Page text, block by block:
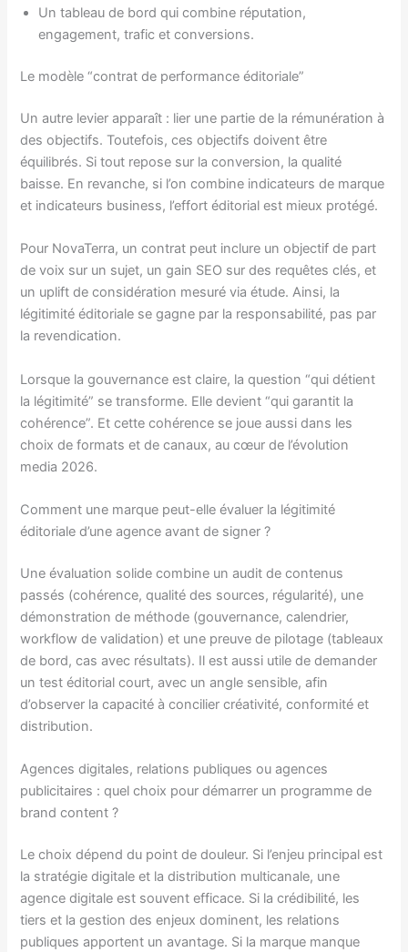
Un tableau de bord qui combine réputation,
engagement, trafic et conversions.
Le modèle “contrat de performance éditoriale”
Un autre levier apparaît : lier une partie de la rémunération à
des objectifs. Toutefois, ces objectifs doivent être
équilibrés. Si tout repose sur la conversion, la qualité
baisse. En revanche, si l’on combine indicateurs de marque
et indicateurs business, l’effort éditorial est mieux protégé.
Pour NovaTerra, un contrat peut inclure un objectif de part
de voix sur un sujet, un gain SEO sur des requêtes clés, et
un uplift de considération mesuré via étude. Ainsi, la
légitimité éditoriale se gagne par la responsabilité, pas par
la revendication.
Lorsque la gouvernance est claire, la question “qui détient
la légitimité” se transforme. Elle devient “qui garantit la
cohérence”. Et cette cohérence se joue aussi dans les
choix de formats et de canaux, au cœur de l’évolution
media 2026.
Comment une marque peut-elle évaluer la légitimité
éditoriale d’une agence avant de signer ?
Une évaluation solide combine un audit de contenus
passés (cohérence, qualité des sources, régularité), une
démonstration de méthode (gouvernance, calendrier,
workflow de validation) et une preuve de pilotage (tableaux
de bord, cas avec résultats). Il est aussi utile de demander
un test éditorial court, avec un angle sensible, afin
d’observer la capacité à concilier créativité, conformité et
distribution.
Agences digitales, relations publiques ou agences
publicitaires : quel choix pour démarrer un programme de
brand content ?
Le choix dépend du point de douleur. Si l’enjeu principal est
la stratégie digitale et la distribution multicanale, une
agence digitale est souvent efficace. Si la crédibilité, les
tiers et la gestion des enjeux dominent, les relations
publiques apportent un avantage. Si la marque manque